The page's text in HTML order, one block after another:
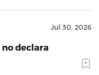
Jul 30, 2026
declara